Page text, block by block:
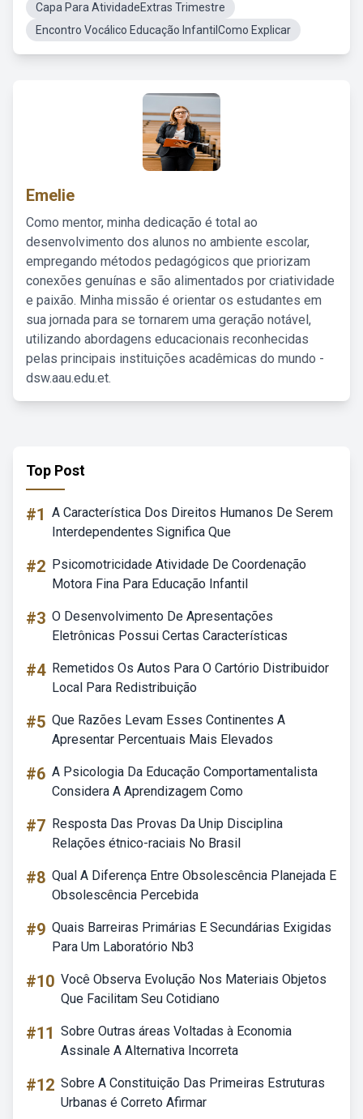
Capa Para AtividadeExtras Trimestre
Encontro Vocálico Educação InfantilComo Explicar
Emelie
Como mentor, minha dedicação é total ao
desenvolvimento dos alunos no ambiente escolar,
empregando métodos pedagógicos que priorizam
conexões genuínas e são alimentados por criatividade
e paixão. Minha missão é orientar os estudantes em
sua jornada para se tornarem uma geração notável,
utilizando abordagens educacionais reconhecidas
pelas principais instituições acadêmicas do mundo -
dsw.aau.edu.et.
Top Post
#1 A Característica Dos Direitos Humanos De Serem
Interdependentes Significa Que
#2 Psicomotricidade Atividade De Coordenação
Motora Fina Para Educação Infantil
#3 O Desenvolvimento De Apresentações
Eletrônicas Possui Certas Características
#4 Remetidos Os Autos Para O Cartório Distribuidor
Local Para Redistribuição
#5 Que Razões Levam Esses Continentes A
Apresentar Percentuais Mais Elevados
#6 A Psicologia Da Educação Comportamentalista
Considera A Aprendizagem Como
#7 Resposta Das Provas Da Unip Disciplina
Relações étnico-raciais No Brasil
#8 Qual A Diferença Entre Obsolescência Planejada E
Obsolescência Percebida
#9 Quais Barreiras Primárias E Secundárias Exigidas
Para Um Laboratório Nb3
#10 Você Observa Evolução Nos Materiais Objetos
Que Facilitam Seu Cotidiano
#11 Sobre Outras áreas Voltadas à Economia
Assinale A Alternativa Incorreta
#12 Sobre A Constituição Das Primeiras Estruturas
Urbanas é Correto Afirmar